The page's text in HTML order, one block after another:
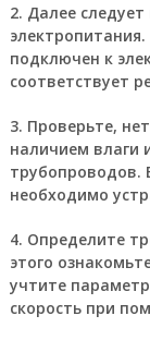
2. Далее
подключен к
соответствует
3. Проверьте,
наличием влаги
трубопроводов.
необходимо
4. Определите
этого
учтите
скорость при